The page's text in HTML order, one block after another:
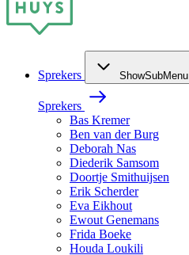
Sprekers ShowSubMenu
Sprekers
Bas Kremer
Ben van der Burg
Deborah Nas
Diederik Samsom
Doortje Smithuijsen
Erik Scherder
Eva Eikhout
Ewout Genemans
Frida Boeke
Houda Loukili